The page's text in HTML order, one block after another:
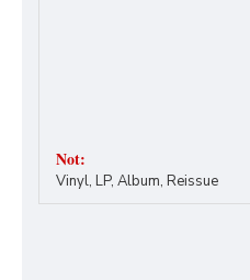
Not:
Vinyl, LP, Album, Reissue